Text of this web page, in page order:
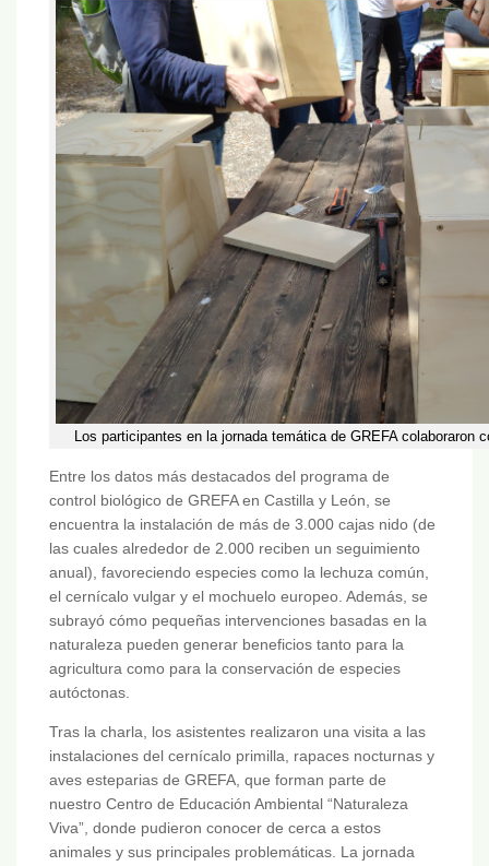
Los participantes en la jornada temática de GREFA colaboraron
Entre los datos más destacados del programa de
control biológico de GREFA en Castilla y León, se
encuentra la instalación de más de 3.000 cajas nido (de
las cuales alrededor de 2.000 reciben un seguimiento
anual), favoreciendo especies como la lechuza común,
el cernícalo vulgar y el mochuelo europeo. Además, se
subrayó cómo pequeñas intervenciones basadas en la
naturaleza pueden generar beneficios tanto para la
agricultura como para la conservación de especies
autóctonas.
Tras la charla, los asistentes realizaron una visita a las
instalaciones del cernícalo primilla, rapaces nocturnas y
aves esteparias de GREFA, que forman parte de
nuestro Centro de Educación Ambiental “Naturaleza
Viva”, donde pudieron conocer de cerca a estos
animales y sus principales problemáticas. La jornada